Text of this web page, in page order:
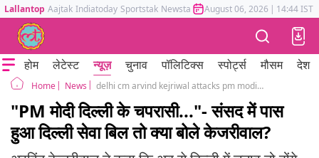
Lallantop Aajtak Indiatoday Sportstak Newstak Mumbai Tak Astrotak
August 06, 2026 | 14:44 IST
होम लेटेस्ट न्यूज़ चुनाव पॉलिटिक्स स्पोर्ट्स मौसम देश
Home News delhi cm arvind kejriwal attacks pm modi and bjp after delhi service bill passed in rajya sabha
"PM मोदी दिल्ली के चपरासी..."- संसद में पास
हुआ दिल्ली सेवा बिल तो क्या बोले केजरीवाल?